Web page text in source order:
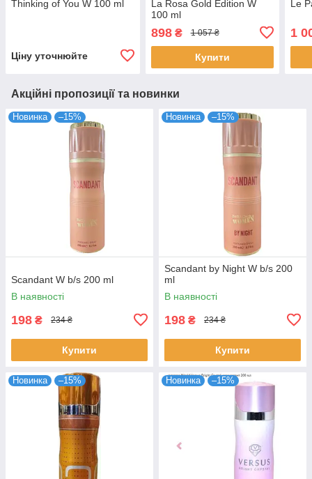
Thinking of You W 100 ml
Ціну уточнюйте
La Rosa Gold Edition W
100 ml
898₴ 1 057 ₴
Купити
Le
1
Акційні пропозиції та новинки
Новинка –15%
Scandant W b/s 200 ml
В наявності
198 ₴ 234 ₴
Купити
Новинка –15%
Scandant by Night W b/s 200
ml
В наявності
198 ₴ 234 ₴
Купити
Новинка –15% Новинка –15%